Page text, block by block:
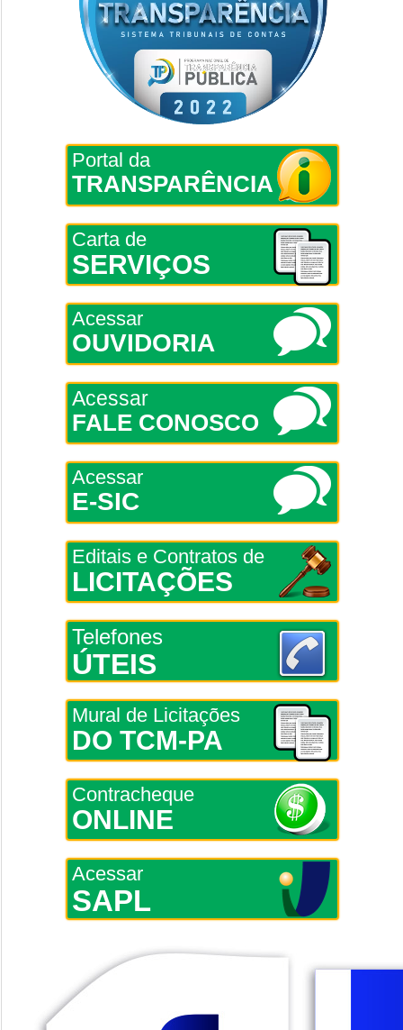
Portal da
TRANSPARÊNCIA
Carta de
SERVIÇOS
Acessar
OUVIDORIA
Acessar
FALE CONOSCO
Acessar
E-SIC
Editais e Contratos de
LICITAÇÕES
Telefones
ÚTEIS
Mural de Licitações
DO TCM-PA
Contracheque
ONLINE
Acessar
SAPL